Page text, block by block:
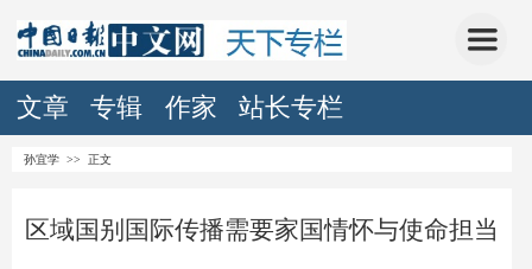
文章 专辑 作家 站长专栏
孙宜学 >> 正文
区域国别国际传播需要家国情怀与使命担当